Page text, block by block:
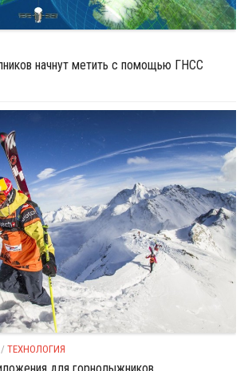
начнут метить с помощью ГНСС
/ ТЕХНОЛОГИЯ
для горнолыжников